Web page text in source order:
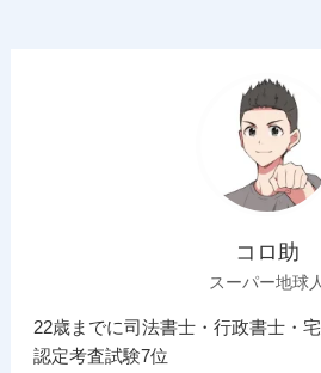
コロ助
スーパー地球
22歳までに司法書士・行政書士・宅
認定考査試験7位